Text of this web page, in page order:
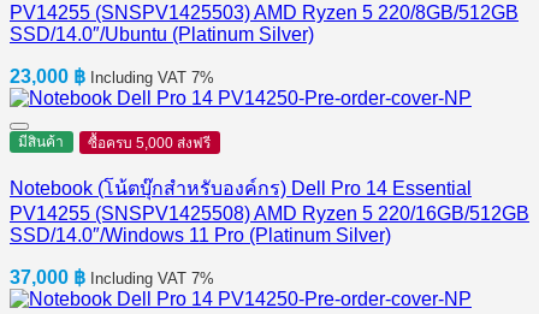
PV14255 (SNSPV1425503) AMD Ryzen 5 220/8GB/512GB
SSD/14.0″/Ubuntu (Platinum Silver)
23,000 ฿ Including VAT 7%
มีสินค้า ซื้อครบ 5,000 ส่งฟรี
Notebook (โน้ตบุ๊กสำหรับองค์กร) Dell Pro 14 Essential
PV14255 (SNSPV1425508) AMD Ryzen 5 220/16GB/512GB
SSD/14.0″/Windows 11 Pro (Platinum Silver)
37,000 ฿ Including VAT 7%